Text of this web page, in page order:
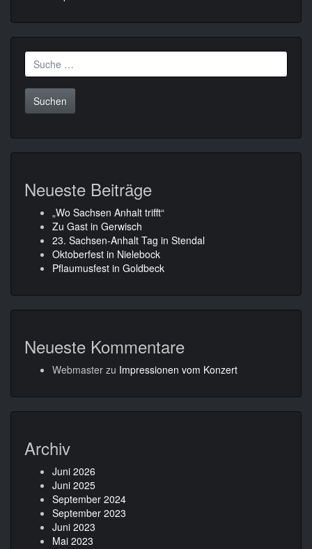
Suche
nach:
Neueste Beiträge
„Wo Sachsen Anhalt trifft“
Zu Gast in Gerwisch
23. Sachsen-Anhalt Tag in Stendal
Oktoberfest in Nielebock
Pflaumusfest in Goldbeck
Neueste Kommentare
Webmaster zu Impressionen vom Konzert
Archiv
Juni 2026
Juni 2025
September 2024
September 2023
Juni 2023
Mai 2023